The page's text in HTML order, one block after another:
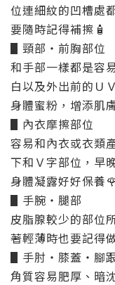
位連細紋的凹槽處
要隨時記得補擦 🧴
▋頸部・前胸部位
和手部一樣都是容
白以及外出前的Ｕ
身體蜜粉，增添肌
▋內衣摩擦部位
容易和內衣或衣類
下和Ｖ字部位，早
身體凝露好好保養
▋手腕・腿部
皮脂腺較少的部位
著輕薄時也要記得
▋手肘・膝蓋・腳
角質容易肥厚、暗